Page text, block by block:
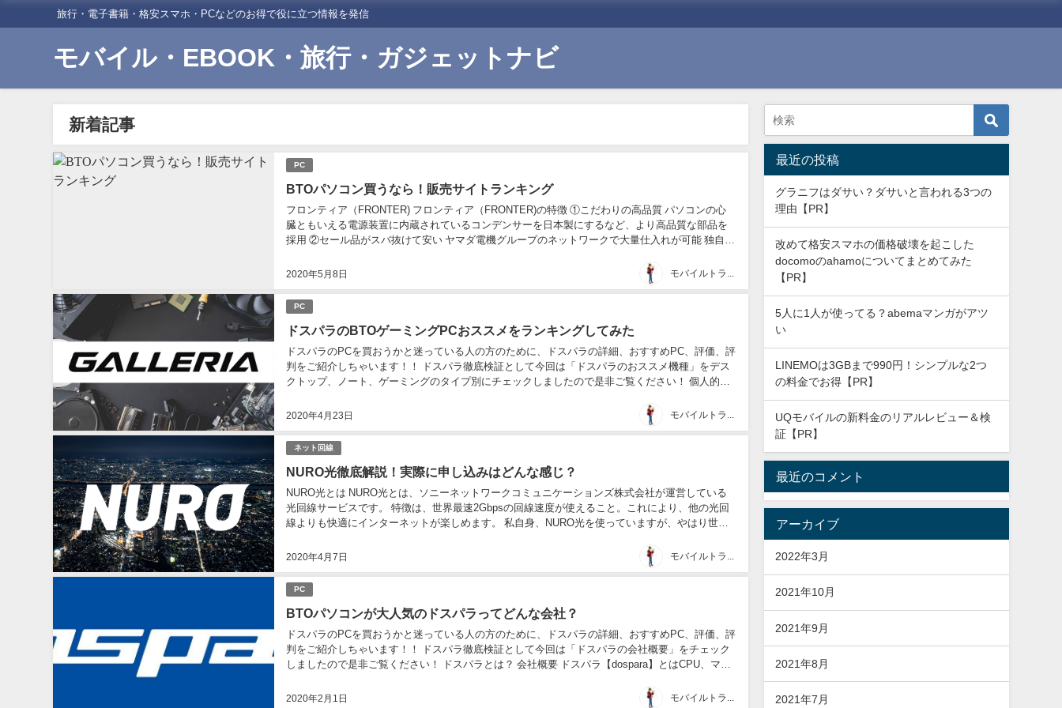
旅行・電子書籍・格安スマホ・PCなどのお得で役に立つ情報を発信
モバイル・EBOOK・旅行・ガジェットナビ
新着記事
PC
BTOパソコン買うなら！販売サイトランキング
2020年5月8日
フロンティア（FRONTER) フロンティア（FRONTER)の特徴 ①こだわりの高品質 パソコンの心
臓ともいえる電源装置に内蔵されているコンデンサーを日本製にするなど、より高品質な部品を
採用 ②セール品がスバ抜けて安い ヤマダ電機グループのネットワークで大量仕入れが可能 独自ノ
PC
ドスパラのBTOゲーミングPCおススメをランキングしてみた
2020年4月23日
ドスパラのPCを買おうかと迷っている人の方のために、ドスパラの詳細、おすすめPC、評価、評
判をご紹介しちゃいます！！ ドスパラ徹底検証として今回は「ドスパラのおススメ機種」をデス
クトップ、ノート、ゲーミングのタイプ別にチェックしましたので是非ご覧ください！ 個人的に
ネット回線
NURO光徹底解説！実際に申し込みはどんな感じ？
2020年4月7日
NURO光とは NURO光とは、ソニーネットワークコミュニケーションズ株式会社が運営している
光回線サービスです。 特徴は、世界最速2Gbpsの回線速度が使えること。これにより、他の光回
線よりも快適にインターネットが楽しめます。 私自身、NURO光を使っていますが、やはり世界
PC
BTOパソコンが大人気のドスパラってどんな会社？
2020年2月1日
ドスパラのPCを買おうかと迷っている人の方のために、ドスパラの詳細、おすすめPC、評価、評
判をご紹介しちゃいます！！ ドスパラ徹底検証として今回は「ドスパラの会社概要」をチェック
しましたので是非ご覧ください！ ドスパラとは？ 会社概要 ドスパラ【dospara】とはCPU、マザ
最近の投稿
グラニフはダサい？ダサいと言われる3つの
理由【PR】
改めて格安スマホの価格破壊を起こした
docomoのahamoについてまとめてみた
【PR】
5人に1人が使ってる？abemaマンガがアツ
い
LINEMOは3GBまで990円！シンプルな2つ
の料金でお得【PR】
UQモバイルの新料金のリアルレビュー＆検
証【PR】
最近のコメント
アーカイブ
2022年3月
2021年10月
2021年9月
2021年8月
2021年7月